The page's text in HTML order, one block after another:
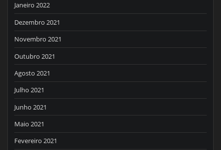
Janeiro 2022
Dezembro 2021
Novembro 2021
Outubro 2021
Agosto 2021
Julho 2021
Junho 2021
Maio 2021
Fevereiro 2021